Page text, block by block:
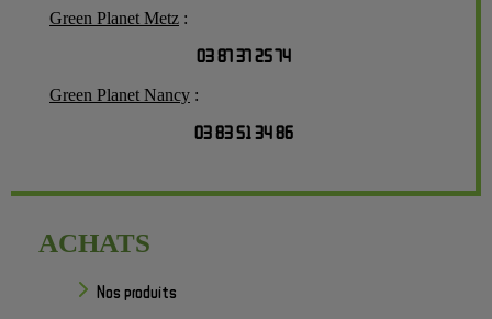
Green Planet Metz :
03 87 37 25 74
Green Planet Nancy :
03 83 51 34 86
ACHATS
Nos produits